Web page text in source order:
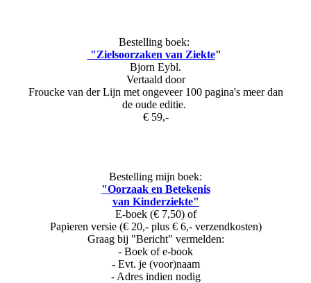
Bestelling boek:
"Zielsoorzaken van Ziekte"
Bjorn Eybl.
Vertaald door
Froucke van der Lijn met ongeveer 100 pagina's meer dan
de oude editie.
€ 59,-
Bestelling mijn boek:
"Oorzaak en Betekenis
van Kinderziekte"
E-boek (€ 7,50) of
Papieren versie (€ 20,- plus € 6,- verzendkosten)
Graag bij "Bericht" vermelden:
- Boek of e-book
- Evt. je (voor)naam
- Adres indien nodig